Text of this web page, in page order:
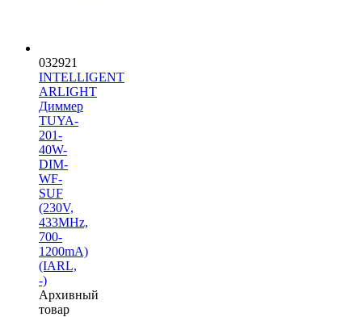
032921
INTELLIGENT
ARLIGHT
Диммер
TUYA-
201-
40W-
DIM-
WF-
SUF
(230V,
433MHz,
700-
1200mA)
(IARL,
-)
Архивный
товар